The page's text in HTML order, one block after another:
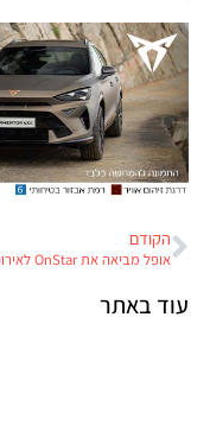
הקודם
אופל מביאה את OnStar לאירופה
עוד באתר